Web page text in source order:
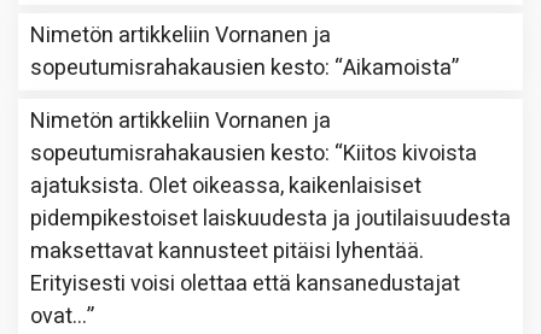
Nimetön artikkeliinVornanen ja
sopeutumisrahakausien kesto: “Aikamoista”
Nimetön artikkeliinVornanen ja
sopeutumisrahakausien kesto: “Kiitos kivoista
ajatuksista. Olet oikeassa, kaikenlaisiset
pidempikestoiset laiskuudesta ja joutilaisuudesta
maksettavat kannusteet pitäisi lyhentää.
Erityisesti voisi olettaa että kansanedustajat
ovat…”